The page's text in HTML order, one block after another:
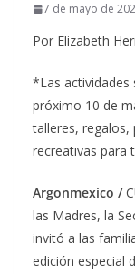
7 de mayo de
Por Elizabeth
*Las actividades
próximo 10 de
talleres, regalos,
recreativas para
Argonmexico /
las Madres, la
invitó a las
edición especial